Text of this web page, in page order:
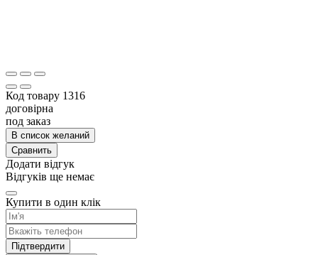
Код товару 1316
договірна
под заказ
В список желаний
Сравнить
Додати відгук
Відгуків ще немає
Купити в один клік
Підтвердити